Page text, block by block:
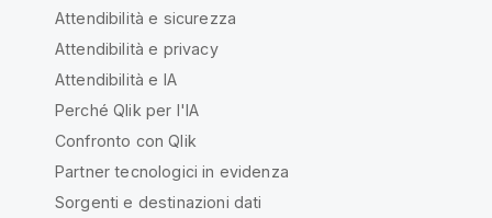
Attendibilità e sicurezza
Attendibilità e privacy
Attendibilità e IA
Perché Qlik per l'IA
Confronto con Qlik
Partner tecnologici in evidenza
Sorgenti e destinazioni dati